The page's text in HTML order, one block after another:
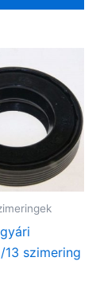
13 szimering